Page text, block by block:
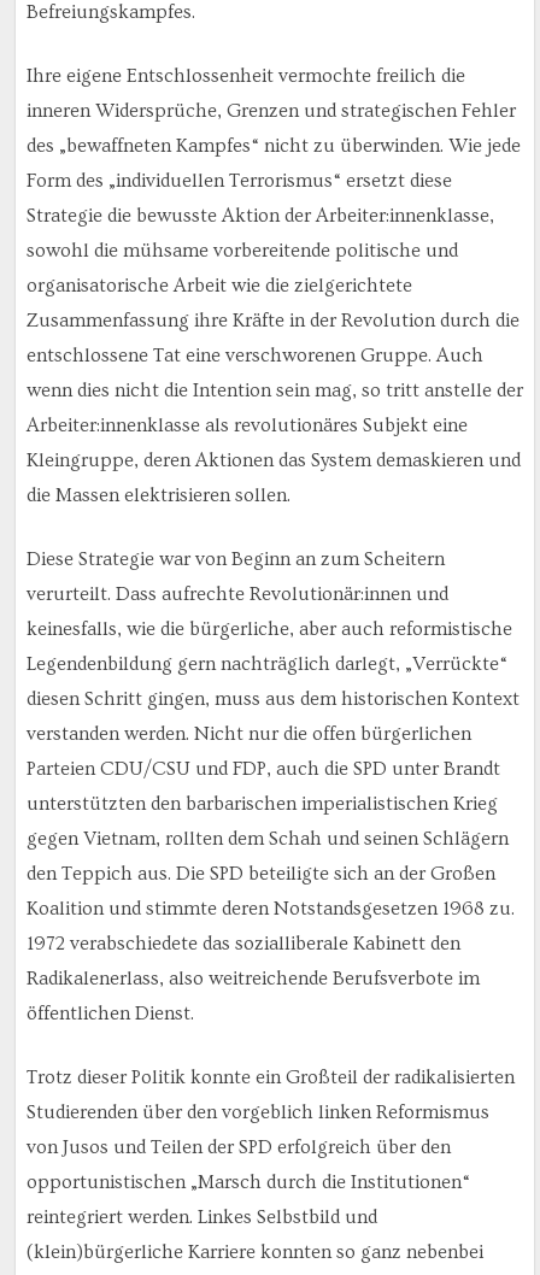
Befreiungskampfes.
Ihre eigene Entschlossenheit vermochte freilich die
inneren Widersprüche, Grenzen und strategischen Fehler
des „bewaffneten Kampfes“ nicht zu überwinden. Wie jede
Form des „individuellen Terrorismus“ ersetzt diese
Strategie die bewusste Aktion der Arbeiter:innenklasse,
sowohl die mühsame vorbereitende politische und
organisatorische Arbeit wie die zielgerichtete
Zusammenfassung ihre Kräfte in der Revolution durch die
entschlossene Tat eine verschworenen Gruppe. Auch
wenn dies nicht die Intention sein mag, so tritt anstelle der
Arbeiter:innenklasse als revolutionäres Subjekt eine
Kleingruppe, deren Aktionen das System demaskieren und
die Massen elektrisieren sollen.
Diese Strategie war von Beginn an zum Scheitern
verurteilt. Dass aufrechte Revolutionär:innen und
keinesfalls, wie die bürgerliche, aber auch reformistische
Legendenbildung gern nachträglich darlegt, „Verrückte“
diesen Schritt gingen, muss aus dem historischen Kontext
verstanden werden. Nicht nur die offen bürgerlichen
Parteien CDU/CSU und FDP, auch die SPD unter Brandt
unterstützten den barbarischen imperialistischen Krieg
gegen Vietnam, rollten dem Schah und seinen Schlägern
den Teppich aus. Die SPD beteiligte sich an der Großen
Koalition und stimmte deren Notstandsgesetzen 1968 zu.
1972 verabschiedete das sozialliberale Kabinett den
Radikalenerlass, also weitreichende Berufsverbote im
öffentlichen Dienst.
Trotz dieser Politik konnte ein Großteil der radikalisierten
Studierenden über den vorgeblich linken Reformismus
von Jusos und Teilen der SPD erfolgreich über den
opportunistischen „Marsch durch die Institutionen“
reintegriert werden. Linkes Selbstbild und
(klein)bürgerliche Karriere konnten so ganz nebenbei